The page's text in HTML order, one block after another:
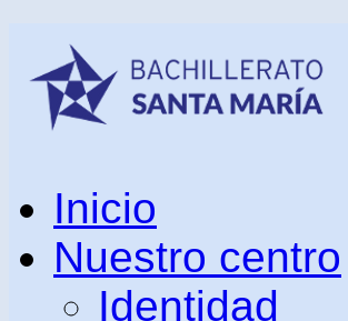
Inicio
Nuestro centro
Identidad